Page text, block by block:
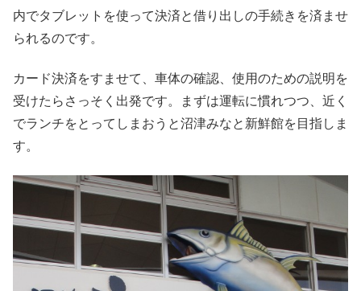
内でタブレットを使って決済と借り出しの手続きを済ませ
られるのです。
カード決済をすませて、車体の確認、使用のための説明を
受けたらさっそく出発です。まずは運転に慣れつつ、近く
でランチをとってしまおうと沼津みなと新鮮館を目指しま
す。